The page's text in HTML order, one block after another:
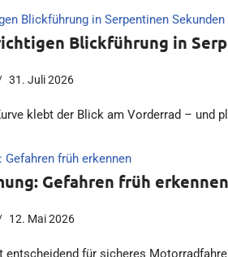
Blickführung in
31. Juli 2026
klebt der Blick am Vorderrad – und
Gefahren früh erkennen
12. Mai 2026
entscheidend für sicheres